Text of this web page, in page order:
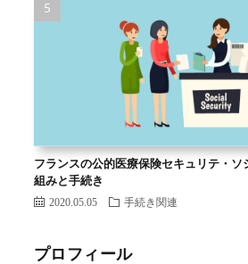
フランスの公的医療保険セキュリテ・ソ
組みと手続き
2020.05.05 手続き関連
プロフィール